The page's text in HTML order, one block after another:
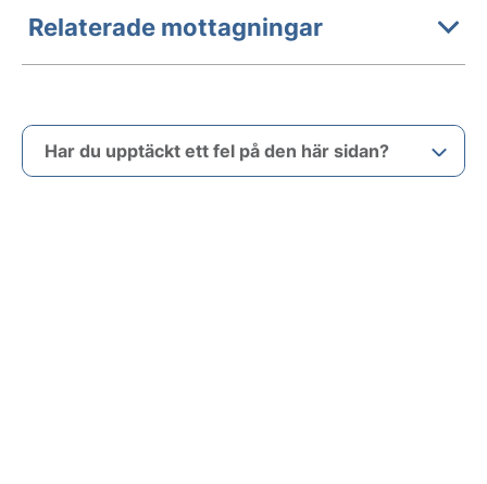
Relaterade mottagningar
Har du upptäckt ett fel på den här sidan?